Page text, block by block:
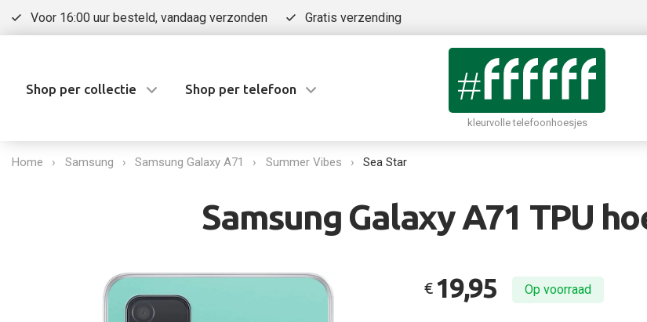
Voor 16:00 uur besteld, vandaag verzonden Gratis verzending
Shop per collectie Shop per telefoon
kleurvolle telefoonhoesjes
Home Samsung Samsung Galaxy A71 Summer Vibes Sea Star
Samsung Galaxy A71 TPU
€ 19,95 Op voorraad